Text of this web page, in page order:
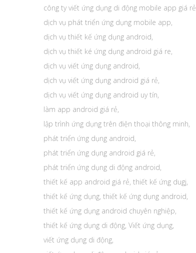
công ty viết ứng dụng di động mobile app giá rẻ
dịch vụ phát triển ứng dụng mobile app,
dịch vụ thiết kế ứng dụng android,
dịch vụ thiết ké ứng dụng android giá re,
dịch vụ viết ứng dụng android,
dịch vụ viết ứng dụng android giá rẻ,
dịch vụ viết ứng dụng android uy tín,
làm app android giá rẻ,
lập trình ứng dụng trên điện thoại thông minh,
phát triển ứng dụng android,
phát triển ứng dụng android giá rẻ,
phát triển ứng dụng di động android,
thiết kế app android giá rẻ, thiết kế ứng dugj,
thiết kế ứng dụng, thiết kế ứng dụng android,
thiết kế ứng dụng android chuyên nghiệp,
thiết kế ứng dụng di động, Viết ứng dụng,
viết ứng dụng di động,